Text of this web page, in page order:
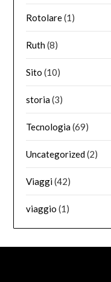
Rotolare(1)
Ruth(8)
Sito (10)
storia(3)
Tecnologia(69)
Uncategorized(2)
Viaggi(42)
viaggio (1)